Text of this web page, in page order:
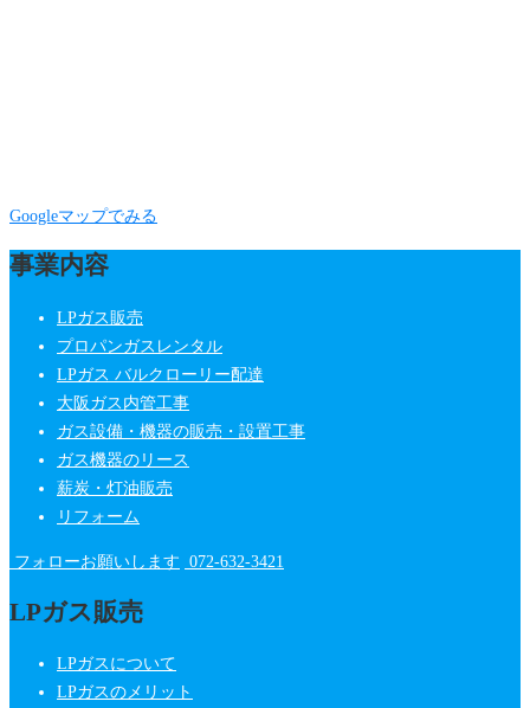
Googleマップでみる
事業内容
LPガス販売
プロパンガスレンタル
LPガス バルクローリー配達
大阪ガス内管工事
ガス設備・機器の販売・設置工事
ガス機器のリース
薪炭・灯油販売
リフォーム
フォローお願いします 072-632-3421
LPガス販売
LPガスについて
LPガスのメリット